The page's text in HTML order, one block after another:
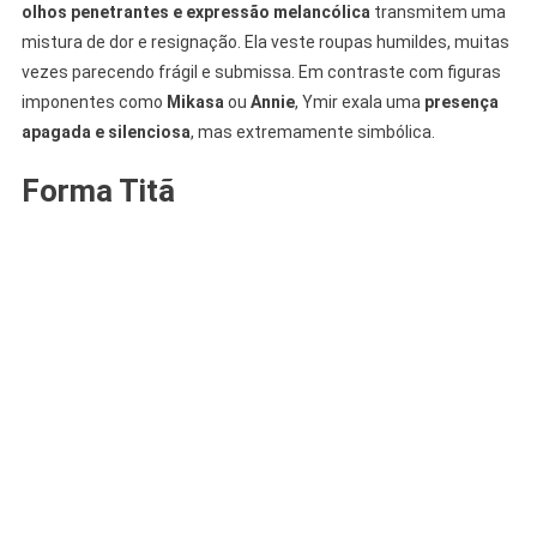
olhos penetrantes e expressão melancólica transmitem uma
mistura de dor e resignação. Ela veste roupas humildes, muitas
vezes parecendo frágil e submissa. Em contraste com figuras
imponentes como Mikasa ou Annie, Ymir exala uma presença
apagada e silenciosa, mas extremamente simbólica.
Forma Titã